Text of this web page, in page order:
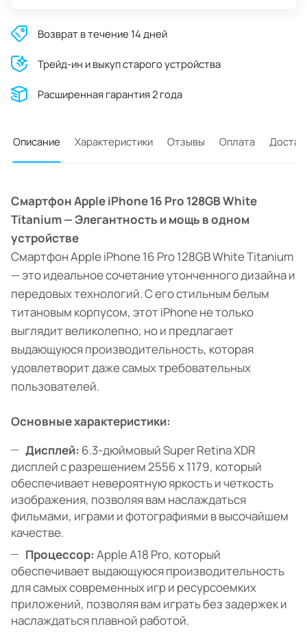
Возврат в течение 14 дней
Трейд-ин и выкуп старого устройства
Расширенная гарантия 2 года
Описание Характеристики Отзывы Оплата
Смартфон Apple iPhone 16 Pro 128GB White
Titanium — Элегантность и мощь в одном
устройстве
Смартфон Apple iPhone 16 Pro 128GB White Titanium
— это идеальное сочетание утонченного дизайна и
передовых технологий. С его стильным белым
титановым корпусом, этот iPhone не только
выглядит великолепно, но и предлагает
выдающуюся производительность, которая
удовлетворит даже самых требовательных
пользователей.
Основные характеристики:
Дисплей: 6.3-дюймовый Super Retina XDR
дисплей с разрешением 2556 x 1179, который
обеспечивает невероятную яркость и четкость
изображения, позволяя вам наслаждаться
фильмами, играми и фотографиями в высочайшем
качестве.
Процессор: Apple A18 Pro, который
обеспечивает выдающуюся производительность
для самых современных игр и ресурсоемких
приложений, позволяя вам играть без задержек и
наслаждаться плавной работой.